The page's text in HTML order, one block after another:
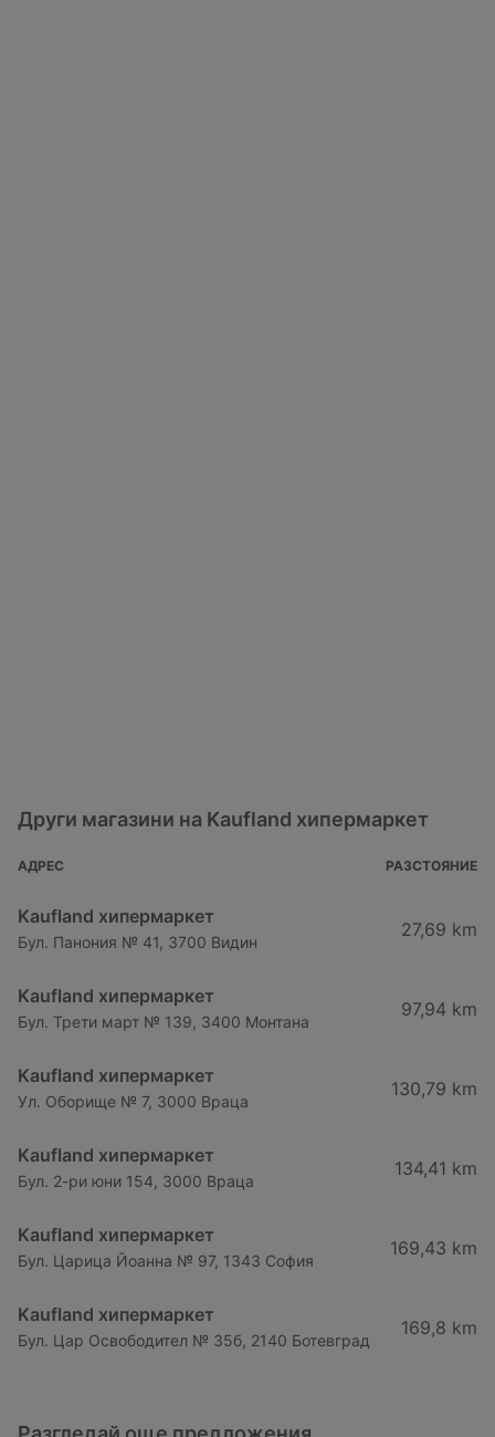
Други магазини на Kaufland хипермаркет
АДРЕС РАЗСТОЯНИЕ
Kaufland хипермаркет
Бул. Панония № 41, 3700 Видин
27,69 km
Kaufland хипермаркет
Бул. Трети март № 139, 3400 Монтана
97,94 km
Kaufland хипермаркет
Ул. Оборище № 7, 3000 Враца
130,79 km
Kaufland хипермаркет
Бул. 2-ри юни 154, 3000 Враца
134,41 km
Kaufland хипермаркет
Бул. Царица Йоанна № 97, 1343 София
169,43 km
Kaufland хипермаркет
Бул. Цар Освободител № 35б, 2140 Ботевград
169,8 km